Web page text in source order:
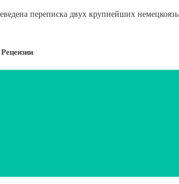
переписка двух крупнейших
Рецензии